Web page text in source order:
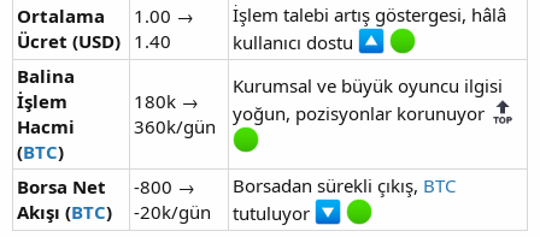
Ortalama
Ücret (USD)
1.00 →
1.40
İşlem talebi artış göstergesi, hâlâ
kullanıcı dostu
Balina
İşlem
Hacmi
(BTC)
180k →
360k/gün
Kurumsal ve büyük oyuncu ilgisi
yoğun, pozisyonlar korunuyor
Borsa Net
Akışı (BTC)
-800 →
-20k/gün
Borsadan sürekli çıkış, BTC
tutuluyor